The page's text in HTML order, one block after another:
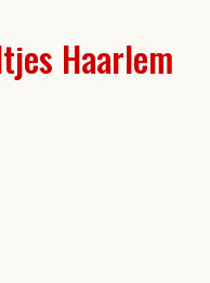
Haarlem